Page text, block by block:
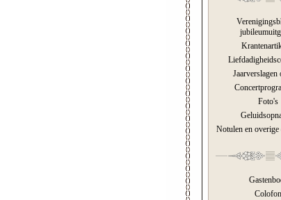
Foto's
Notulen en overige
Colofon